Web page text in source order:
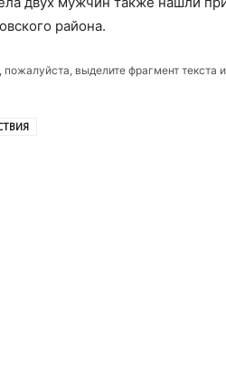
района.
выделите фрагмент текста